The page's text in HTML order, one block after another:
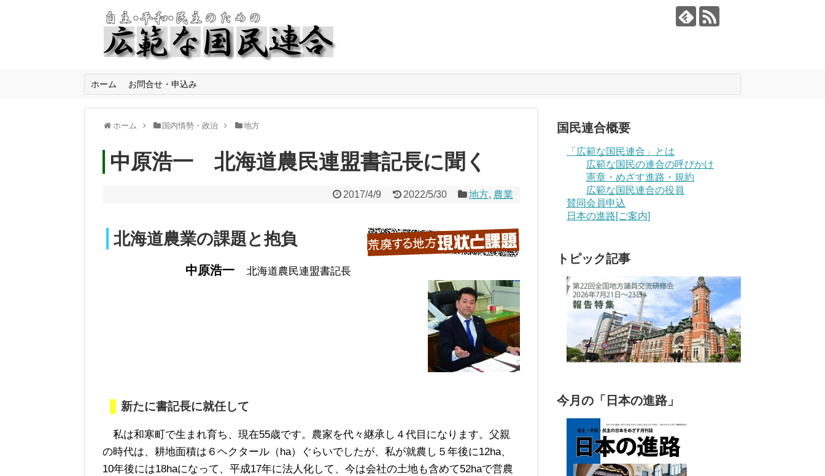
ホーム お問合せ・申込み
ホーム 国内情勢・政治 地方
中原浩一 北海道農民連盟書記長に聞く
2017/4/9 2022/5/30 地方, 農業
北海道農業の課題と抱負
中原浩一 北海道農民連盟書記長
新たに書記長に就任して
私は和寒町で生まれ育ち、現在55歳です。農家を代々継承し４代目になります。父親
の時代は、耕地面積は６ヘクタール（ha）ぐらいでしたが、私が就農し５年後に12‌ha、
10年後には18‌haになって、平成17年に法人化して、今は会社の土地も含めて52‌haで営農
国民連合概要
「広範な国民連合」とは
広範な国民の連合の呼びかけ
憲章・めざす進路・規約
広範な国民連合の役員
賛同会員申込
日本の進路[ご案内]
トピック記事
今月の「日本の進路」